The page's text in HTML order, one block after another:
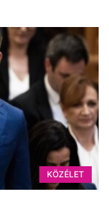
KÖZÉLET